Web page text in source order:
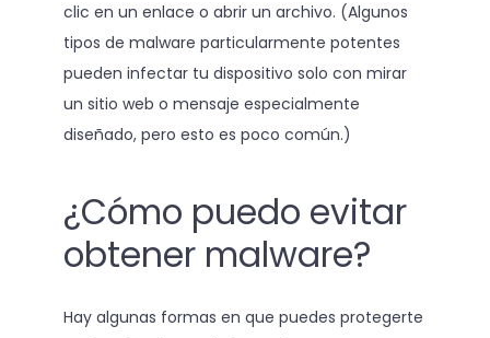
clic en un enlace o abrir un archivo. (Algunos
tipos de malware particularmente potentes
pueden infectar tu dispositivo solo con mirar
un sitio web o mensaje especialmente
diseñado, pero esto es poco común.)
¿Cómo puedo evitar
obtener malware?
Hay algunas formas en que puedes protegerte